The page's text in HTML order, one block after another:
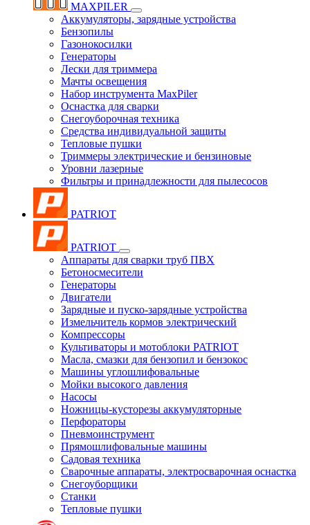
MAXPILER
Аккумуляторы, зарядные устройства
Бензопилы
Газонокосилки
Генераторы
Лески для триммера
Мачты освещения
Набор инструмента MaxPiler
Оснастка для сварки
Снегоуборочная техника
Средства индивидуальной защиты
Тепловые пушки
Триммеры электрические и бензиновые
Уровни лазерные
Фильтры и принадлежности для пылесосов
PATRIOT
PATRIOT
Аппараты для сварки труб ПВХ
Бетоносмесители
Генераторы
Двигатели
Зарядные и пуско-зарядные устройства
Измельчитель кормов электрический
Компрессоры
Культиваторы и мотоблоки PATRIOT
Масла, смазки для бензопил и бензокос
Машины углошлифовальные
Мойки высокого давления
Насосы
Ножницы-кусторезы аккумуляторные
Перфораторы
Пневмоинструмент
Прямошлифовальные машины
Садовая техника
Сварочные аппараты, электросварочная оснастка
Снегоуборщики
Станки
Тепловые пушки